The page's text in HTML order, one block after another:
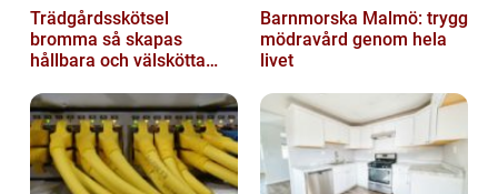
Trädgårdsskötsel
bromma så skapas
hållbara och välskötta
Barnmorska Malmö: trygg
mödravård genom hela
livet